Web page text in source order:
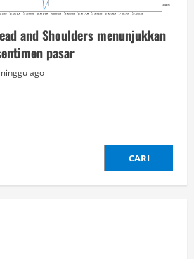
and Shoulders menunjukkan
pasar
ago
CARI